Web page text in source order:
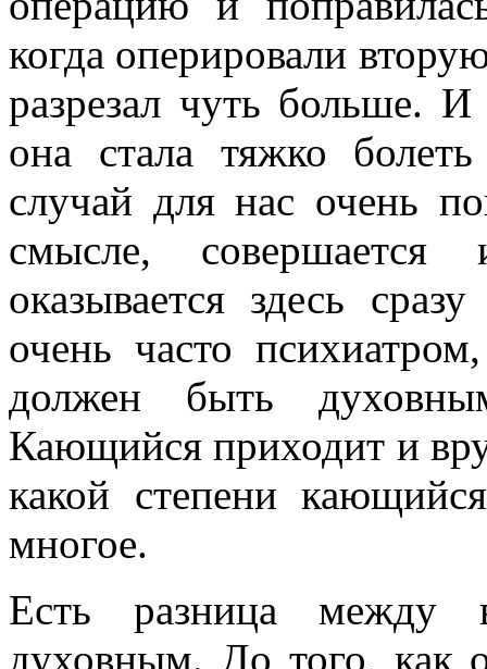
когда оперировали
разрезал чуть больше. И
она стала тяжко
случай для нас очень
смысле,
оказывается здесь
очень часто
должен быть
Кающийся приходит и
какой степени
многое.
Есть разница между
духовным. До того, как